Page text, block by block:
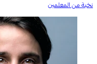
نخبة من المعلمين